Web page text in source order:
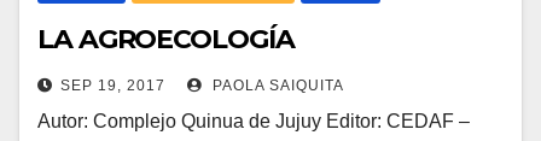
LA AGROECOLOGÍA
SEP 19, 2017 PAOLA SAIQUITA
Autor: Complejo Quinua de Jujuy Editor: CEDAF –